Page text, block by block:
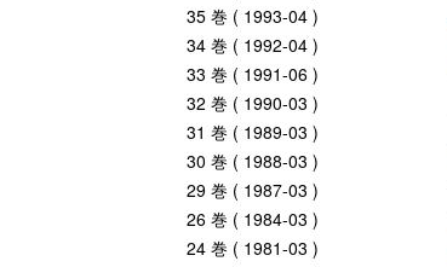
35 巻 ( 1993-04 )
34 巻 ( 1992-04 )
33 巻 ( 1991-06 )
32 巻 ( 1990-03 )
31 巻 ( 1989-03 )
30 巻 ( 1988-03 )
29 巻 ( 1987-03 )
26 巻 ( 1984-03 )
24 巻 ( 1981-03 )